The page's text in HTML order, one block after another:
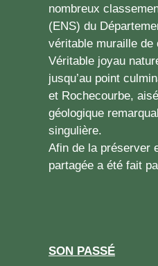
nombreux
(ENS) du
véritable muraille
Véritable joyau
jusqu’au point
et Rochecourbe,
géologique
singulière.
Afin de la préserver
partagée a été fait
SON PASSÉ